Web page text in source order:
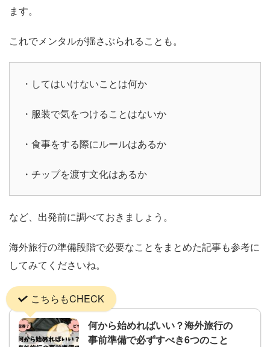
ます。
これでメンタルが揺さぶられることも。
・してはいけないことは何か
・服装で気をつけることはないか
・食事をする際にルールはあるか
・チップを渡す文化はあるか
など、出発前に調べておきましょう。
海外旅行の準備段階で必要なことをまとめた記事も参考に
してみてくださいね。
こちらもCHECK
何から始めればいい？海外旅行の
事前準備で必ずすべき6つのこと